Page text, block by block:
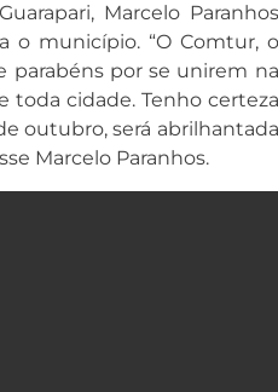
Marcelo Paranhos
o município. “O Comtur, o
parabéns por se unirem na
toda cidade. Tenho certeza
outubro, será abrilhantada
Marcelo Paranhos.